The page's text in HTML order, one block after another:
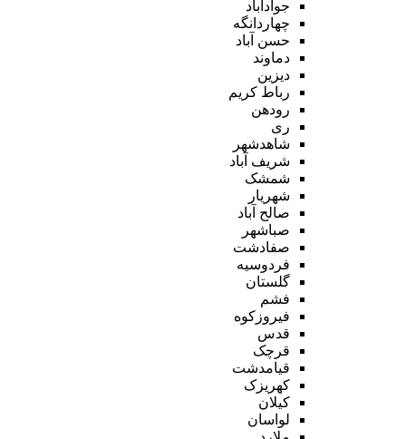
جوادآباد
چهاردانگه
حسن آباد
دماوند
دیزین
رباط کریم
رودهن
ری
شاهدشهر
شریف آباد
شمشک
شهریار
صالح آباد
صباشهر
صفادشت
فردوسیه
گلستان
فشم
فیروزکوه
قدس
قرچک
قیامدشت
کهریزک
کیلان
لواسان